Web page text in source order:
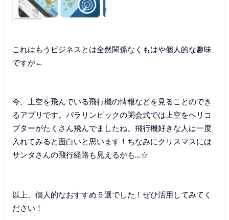
これはもうビジネスとは全然関係なくもはや個人的な趣味
ですが←
今、上空を飛んでいる飛行機の情報などを見ることのでき
るアプリです。パラリンピックの閉会式では上空をヘリコ
プターがたくさん飛んでましたね。飛行機好きな人は一度
入れてみると面白いと思います！ちなみにクリスマスには
サンタさんの飛行経路も見えるかも…☆
以上、個人的なおすすめ５選でした！ぜひ活用してみてく
ださい！